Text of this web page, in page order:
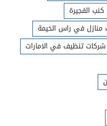
الفجيرة
في راس الخيمة
شركات تنظيف في الامارات